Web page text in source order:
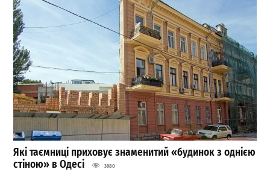
Які таємниці приховує знаменитий «будинок з однією
стіною» в Одесі
3980